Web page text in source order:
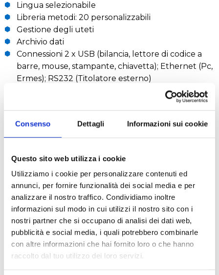
Consenso Dettagli Informazioni sui cookie
Questo sito web utilizza i cookie
Utilizziamo i cookie per personalizzare contenuti ed
annunci, per fornire funzionalità dei social media e per
analizzare il nostro traffico. Condividiamo inoltre
informazioni sul modo in cui utilizzi il nostro sito con i
nostri partner che si occupano di analisi dei dati web,
pubblicità e social media, i quali potrebbero combinarle
con altre informazioni che hai fornito loro o che hanno
raccolto dal tuo utilizzo dei loro servizi.
Lingua selezionabile
Libreria metodi: 20 personalizzabili
Gestione degli uteti
Archivio dati
Connessioni 2 x USB (bilancia, lettore di codice a
barre, mouse, stampante, chiavetta); Ethernet (Pc,
Ermes); RS232 (Titolatore esterno)
Abilitazione a VELP ERMES via Wi-Fi o LAN
L'unità di distillazione UDK 149 presenta una
struttura in tecnopolimero in grado di resistere alle
aggressioni dei reagenti chimici ed è collegabile ad
un titolatore esterno. Il generatore di vapore
(patented), il condensatore in titanio (patent
pending), e il gruppo protezione in tecnopolimero,